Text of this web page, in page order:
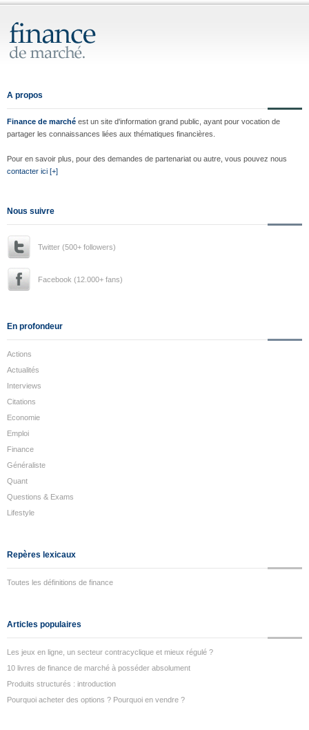
A propos
Finance de marché est un site d'information grand public, ayant pour vocation de
partager les connaissances liées aux thématiques financières.
Pour en savoir plus, pour des demandes de partenariat ou autre, vous pouvez nous
contacter ici [+]
Nous suivre
Twitter (500+ followers)
Facebook (12.000+ fans)
En profondeur
Actions
Actualités
Interviews
Citations
Economie
Emploi
Finance
Généraliste
Quant
Questions & Exams
Lifestyle
Repères lexicaux
Toutes les définitions de finance
Articles populaires
Les jeux en ligne, un secteur contracyclique et mieux régulé ?
10 livres de finance de marché à posséder absolument
Produits structurés : introduction
Pourquoi acheter des options ? Pourquoi en vendre ?